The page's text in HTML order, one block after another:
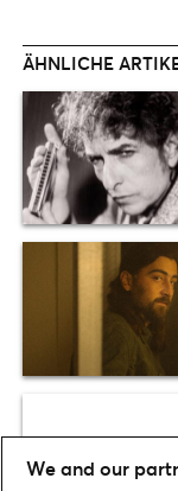
ÄHNLICHE
We and our